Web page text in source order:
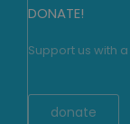
DONATE!
Support us with
donate